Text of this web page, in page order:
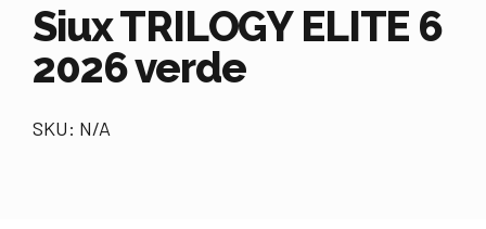
Siux TRILOGY ELITE 6
2026 verde
SKU: N/A